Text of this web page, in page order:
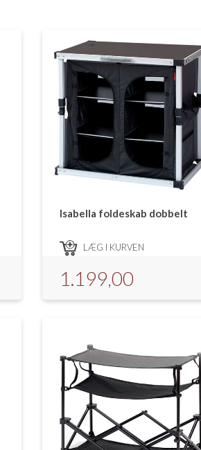
Isabella foldeskab dobbelt
LÆG I KURVEN
1.199,00